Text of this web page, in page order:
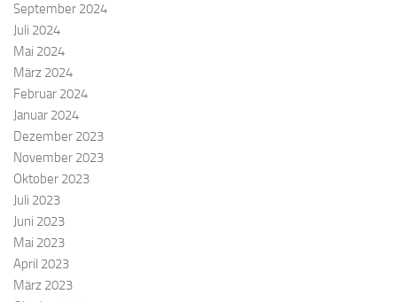
September 2024
Juli 2024
Mai 2024
März 2024
Februar 2024
Januar 2024
Dezember 2023
November 2023
Oktober 2023
Juli 2023
Juni 2023
Mai 2023
April 2023
März 2023